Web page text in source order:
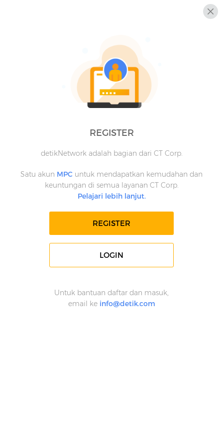
REGISTER
detikNetwork adalah bagian dari CT Corp.
Satu akun MPC untuk mendapatkan kemudahan dan
keuntungan di semua layanan CT Corp.
Pelajari lebih lanjut.
REGISTER
LOGIN
Untuk bantuan daftar dan masuk,
email ke info@detik.com